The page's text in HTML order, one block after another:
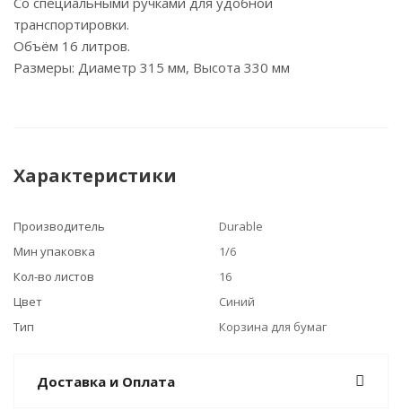
транспортировки.
Объём 16 литров.
Размеры: Диаметр 315 мм, Высота 330 мм
Характеристики
Производитель
Durable
Мин упаковка
1/6
Кол-во листов
16
Цвет
Синий
Тип
Корзина для бумаг
Доставка и Оплата